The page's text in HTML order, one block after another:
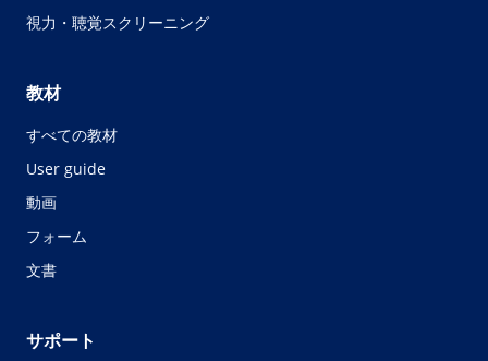
視力・聴覚スクリーニング
教材
すべての教材
User guide
動画
フォーム
文書
サポート